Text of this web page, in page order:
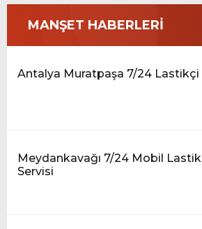
MANŞET HABERLERİ
Antalya Muratpaşa 7/24 Lastikçi
Meydankavağı 7/24 Mobil Lastik
Servisi